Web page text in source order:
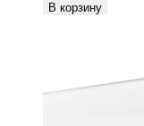
В корзину